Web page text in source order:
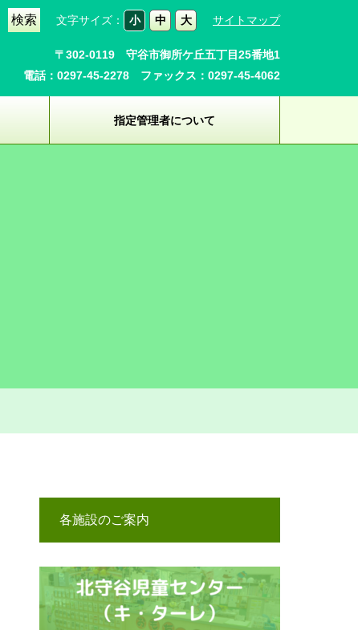
文字サイズ： 小 中 大 サイトマップ
〒302-0119 守谷市御所ケ丘五丁目25番地1
電話：0297-45-2278 ファックス：0297-45-4062
指定管理者について
各施設のご案内